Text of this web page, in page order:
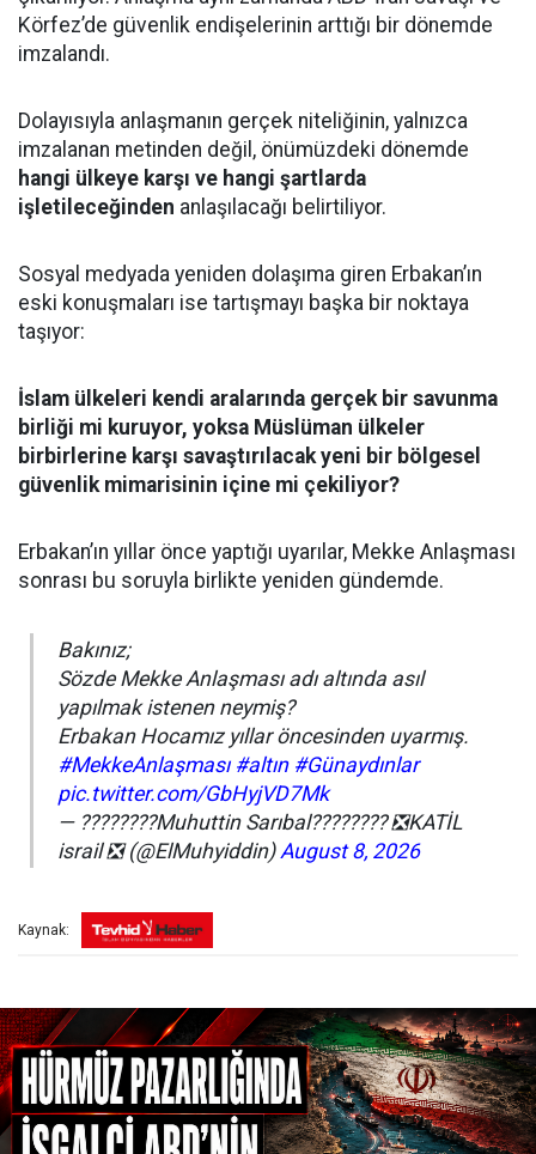
Körfez’de güvenlik endişelerinin arttığı bir dönemde
imzalandı.
Dolayısıyla anlaşmanın gerçek niteliğinin, yalnızca
imzalanan metinden değil, önümüzdeki dönemde
hangi ülkeye karşı ve hangi şartlarda
işletileceğinden anlaşılacağı belirtiliyor.
Sosyal medyada yeniden dolaşıma giren Erbakan’ın
eski konuşmaları ise tartışmayı başka bir noktaya
taşıyor:
İslam ülkeleri kendi aralarında gerçek bir savunma
birliği mi kuruyor, yoksa Müslüman ülkeler
birbirlerine karşı savaştırılacak yeni bir bölgesel
güvenlik mimarisinin içine mi çekiliyor?
Erbakan’ın yıllar önce yaptığı uyarılar, Mekke Anlaşması
sonrası bu soruyla birlikte yeniden gündemde.
Bakınız;
Sözde Mekke Anlaşması adı altında asıl
yapılmak istenen neymiş?
Erbakan Hocamız yıllar öncesinden uyarmış.
#MekkeAnlaşması #altın #Günaydınlar
pic.twitter.com/GbHyjVD7Mk
— ????????Muhuttin Sarıbal???????? ❎️KATİL
israil ❎️ (@ElMuhyiddin)August 8, 2026
Kaynak: